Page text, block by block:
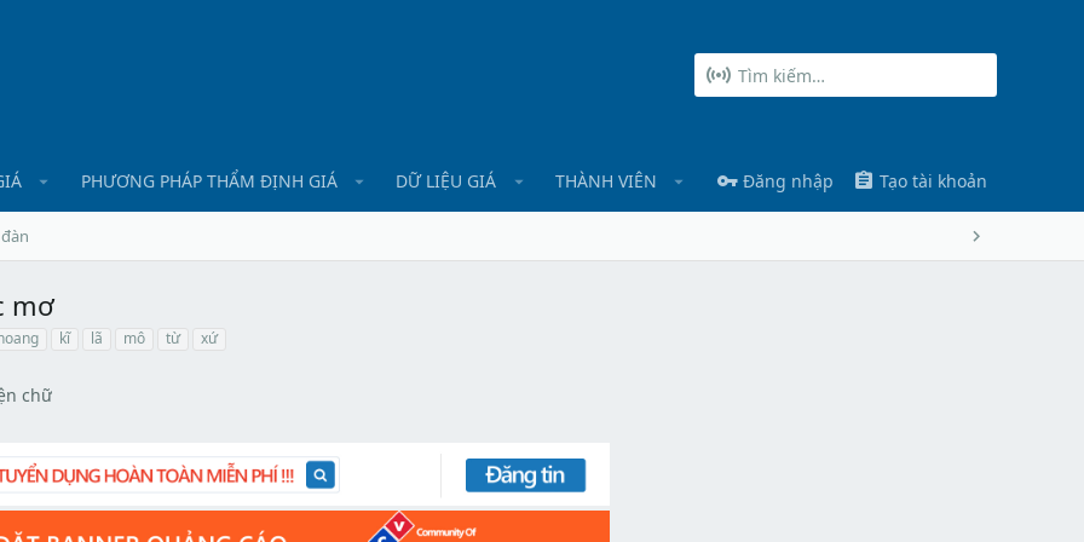
PHƯƠNG PHÁP THẨM ĐỊNH GIÁ DỮ LIỆU GIÁ THÀNH VIÊN Đăng nhập Tạo tài khoản
mơ
kĩ lã mô từ xứ
chữ